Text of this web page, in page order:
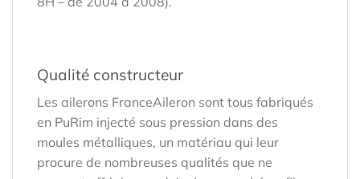
Qualité constructeur
Les ailerons FranceAileron sont tous fabriqués
en PuRim injecté sous pression dans des
moules métalliques, un matériau qui leur
procure de nombreuses qualités que ne